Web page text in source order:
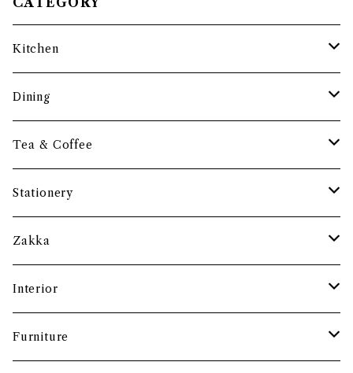
Kitchen
調理道具
保存容器・水筒
まな板
土鍋・お鍋まわり
Dining
皿・プレート
小鉢・器
グラス・タンブラー
酒器
食卓小物
Tea & Coffee
コーヒーアイテム
ポット
カップ・ソーサー・マグ
茶托・銘々皿
Stationery
ペーパーウェイト
ペントレー
ペーパーツール
Zakka
和ろうそく
ポーチ
Interior
バスケット
Furniture